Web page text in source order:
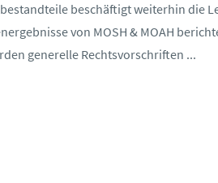
beschäftigt weiterhin die
von MOSH & MOAH
generelle Rechtsvorschriften ...